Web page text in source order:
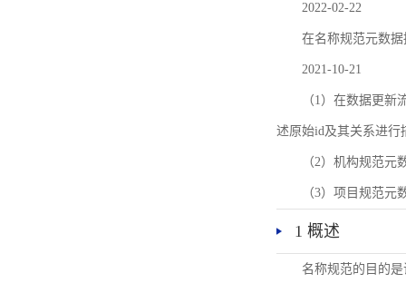
2022-02-22
在名称规范元数
2021-10-21
（1）在数据更
述原始id及其关系进行
（2）机构规范元
（3）项目规范
1 概述
名称规范的目的